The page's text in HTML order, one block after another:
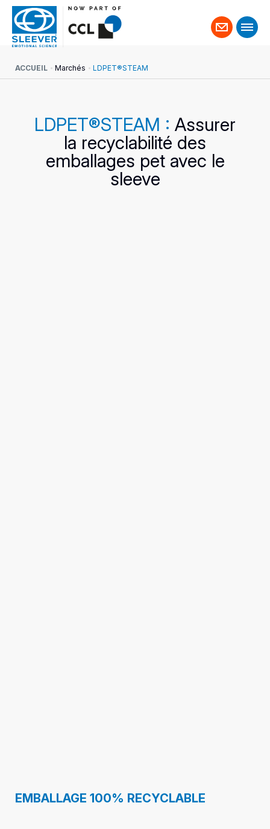
Contact
ACCUEIL Marchés LDPET®STEAM
LDPET®STEAM : Assurer
la recyclabilité des
emballages pet avec le
sleeve
EMBALLAGE 100% RECYCLABLE